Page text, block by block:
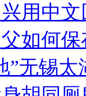
用中
如何
”无锡